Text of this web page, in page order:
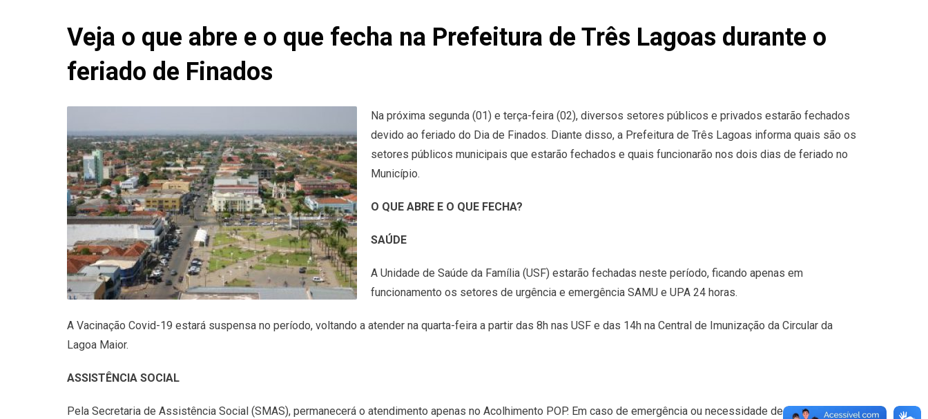
Veja o que abre e o que fecha na Prefeitura de Três Lagoas durante o
feriado de Finados
Na próxima segunda (01) e terça-feira (02), diversos setores públicos e privados estarão fechados
devido ao feriado do Dia de Finados. Diante disso, a Prefeitura de Três Lagoas informa quais são os
setores públicos municipais que estarão fechados e quais funcionarão nos dois dias de feriado no
Município.
O QUE ABRE E O QUE FECHA?
SAÚDE
A Unidade de Saúde da Família (USF) estarão fechadas neste período, ficando apenas em
funcionamento os setores de urgência e emergência SAMU e UPA 24 horas.
A Vacinação Covid-19 estará suspensa no período, voltando a atender na quarta-feira a partir das 8h nas USF e das 14h na Central de Imunização da Circular da
Lagoa Maior.
ASSISTÊNCIA SOCIAL
Pela Secretaria de Assistência Social (SMAS), permanecerá o atendimento apenas no Acolhimento POP. Em caso de emergência ou necessidade de atendimento, a